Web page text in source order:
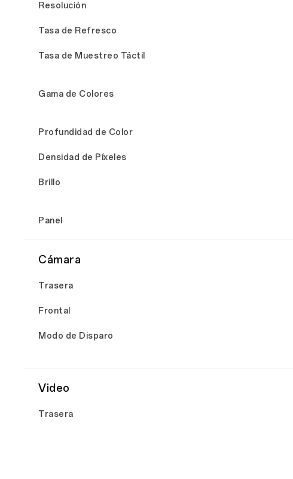
Resolución
Tasa de Refresco
Tasa de Muestreo Táctil
Gama de Colores
Profundidad de Color
Densidad de Píxeles
Brillo
Panel
Cámara
Trasera
Frontal
Modo de Disparo
Video
Trasera